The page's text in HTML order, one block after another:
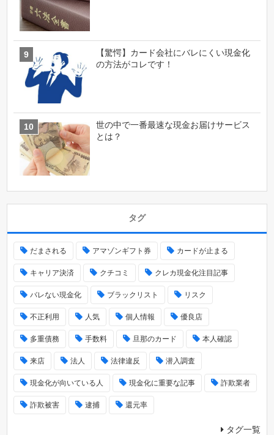
【驚愕】カード会社にバレにくい現金化
の方法がコレです！
世の中で一番最速な現金お届けサービス
とは？
タグ
だまされる アマゾンギフト券 カードが止まる
キャリア決済 クチコミ クレカ現金化注目記事
バレない現金化 ブラックリスト リスク
不正利用 人気 個人情報 優良店
多重債務 手数料 旦那のカード 本人確認
来店 法人 法律違反 潜入調査
現金化が向いている人 現金化に重要な記事 詐欺業者
詐欺被害 逮捕 還元率
タグ一覧